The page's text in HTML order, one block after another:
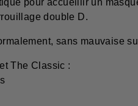
pour accueillir un
double D.
sans mauvaise
The Classic :